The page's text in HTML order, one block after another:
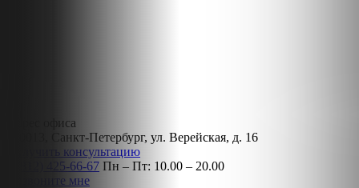
Адрес офиса
190013, Санкт-Петербург, ул. Верейская, д. 16
Получить консультацию
8 (812) 425-66-67 Пн – Пт: 10.00 – 20.00
Позвоните мне